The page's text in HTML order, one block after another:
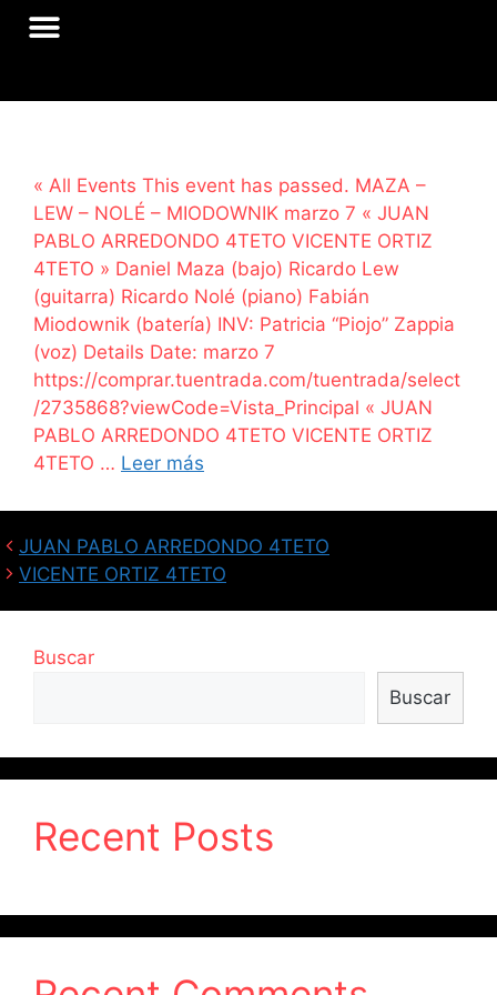
« All Events This event has passed. MAZA –
LEW – NOLÉ – MIODOWNIK marzo 7 « JUAN
PABLO ARREDONDO 4TETO VICENTE ORTIZ
4TETO » Daniel Maza (bajo) Ricardo Lew
(guitarra) Ricardo Nolé (piano) Fabián
Miodownik (batería) INV: Patricia “Piojo” Zappia
(voz) Details Date: marzo 7
https://comprar.tuentrada.com/tuentrada/select
/2735868?viewCode=Vista_Principal « JUAN
PABLO ARREDONDO 4TETO VICENTE ORTIZ
4TETO … Leer más
JUAN PABLO ARREDONDO 4TETO
VICENTE ORTIZ 4TETO
Buscar
Buscar
Recent Posts